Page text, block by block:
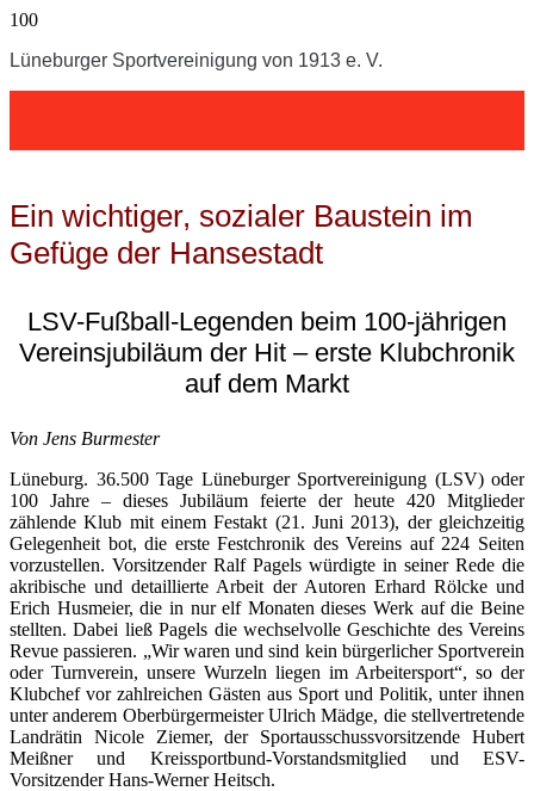
Lüneburger Sportvereinigung von 1913 e. V.
Ein wichtiger, sozialer Baustein im
Gefüge der Hansestadt
LSV-Fußball-Legenden beim 100-jährigen
Vereinsjubiläum der Hit – erste Klubchronik
auf dem Markt
Von Jens Burmester
Lüneburg. 36.500 Tage Lüneburger Sportvereinigung (LSV) oder
100 Jahre – dieses Jubiläum feierte der heute 420 Mitglieder
zählende Klub mit einem Festakt (21. Juni 2013), der gleichzeitig
Gelegenheit bot, die erste Festchronik des Vereins auf 224 Seiten
vorzustellen. Vorsitzender Ralf Pagels würdigte in seiner Rede die
akribische und detaillierte Arbeit der Autoren Erhard Rölcke und
Erich Husmeier, die in nur elf Monaten dieses Werk auf die Beine
stellten. Dabei ließ Pagels die wechselvolle Geschichte des Vereins
Revue passieren. „Wir waren und sind kein bürgerlicher Sportverein
oder Turnverein, unsere Wurzeln liegen im Arbeitersport“, so der
Klubchef vor zahlreichen Gästen aus Sport und Politik, unter ihnen
unter anderem Oberbürgermeister Ulrich Mädge, die stellvertretende
Landrätin Nicole Ziemer, der Sportausschussvorsitzende Hubert
Meißner und Kreissportbund-Vorstandsmitglied und ESV-
Vorsitzender Hans-Werner Heitsch.